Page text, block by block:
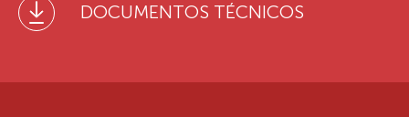
DOCUMENTOS TÉCNICOS